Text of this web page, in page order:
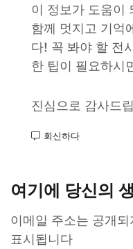
이 정보가 도움이
함께 멋지고 기억
다! 꼭 봐야 할 전
한 팁이 필요하시
진심으로 감사드
회신하다
여기에 당신의
이메일 주소는 공개
표시됩니다